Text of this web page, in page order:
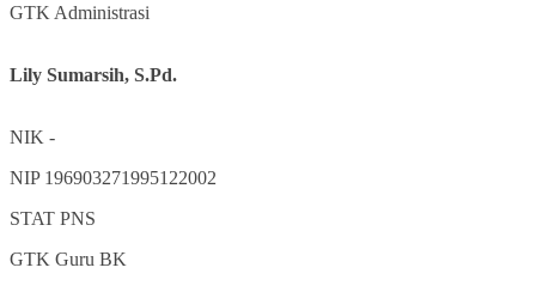
GTK Administrasi
Lily Sumarsih, S.Pd.
NIK -
NIP 196903271995122002
STAT PNS
GTK Guru BK